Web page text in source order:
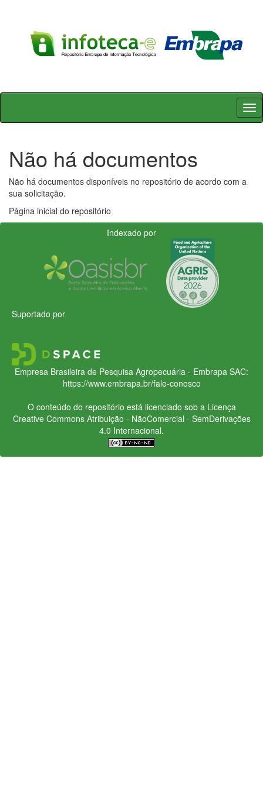
Skip
Não há documentos
Não há documentos disponíveis no repositório de acordo com a
sua solicitação.
Página inicial do repositório
Indexado por
Suportado por
Empresa Brasileira de Pesquisa Agropecuária - Embrapa SAC:
https://www.embrapa.br/fale-conosco
O conteúdo do repositório está licenciado sob a Licença
Creative CommonsAtribuição - NãoComercial - SemDerivações
4.0 Internacional.